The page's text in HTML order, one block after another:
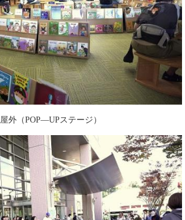
屋外（POP―UPステージ）​